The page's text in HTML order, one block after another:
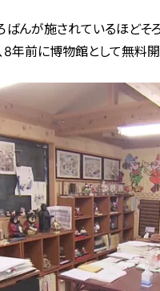
んが施されているほどそ
年前に博物館として無料開